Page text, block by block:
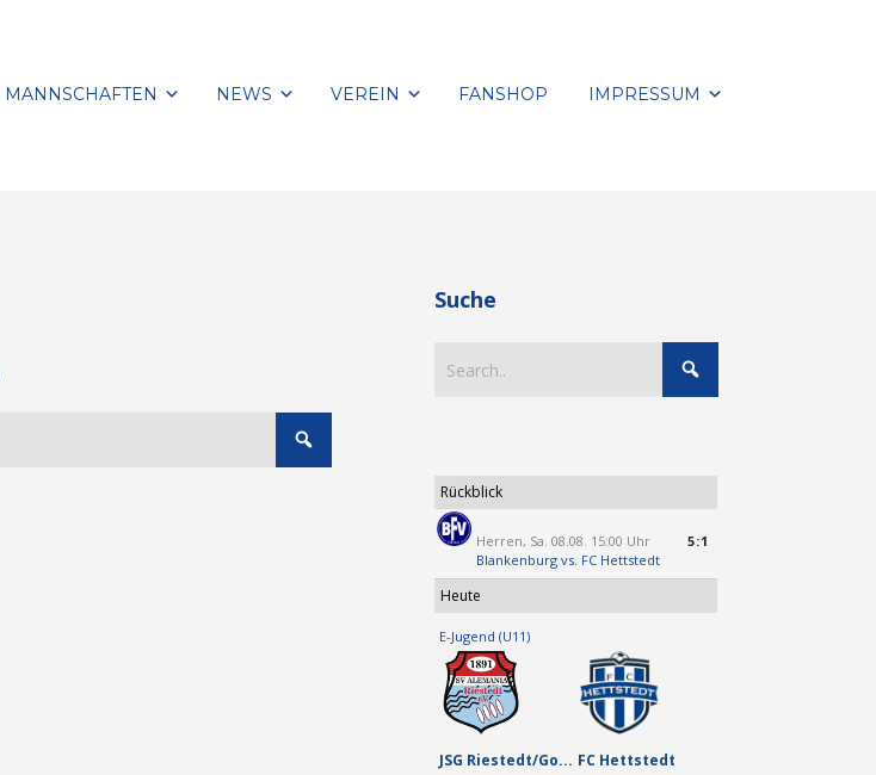
MANNSCHAFTEN NEWS VEREIN FANSHOP IMPRESSUM
Suche
Rückblick
Herren, Sa. 08.08. 15:00 Uhr
Blankenburg vs. FC Hettstedt
5:1
Heute
E-Jugend (U11)
JSG Riestedt/Go... FC Hettstedt